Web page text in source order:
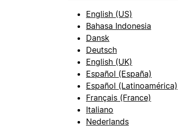
English (US)
Bahasa Indonesia
Dansk
Deutsch
English (UK)
Español (España)
Español (Latinoamérica)
Français (France)
Italiano
Nederlands